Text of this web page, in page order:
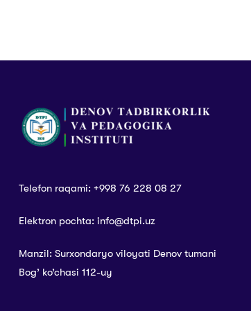
Telefon raqami: +998 76 228 08 27
Elektron pochta: info@dtpi.uz
Manzil: Surxondaryo viloyati Denov tumani
Bog’ ko’chasi 112-uy